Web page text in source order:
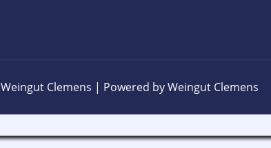
Clemens | Powered by Weingut Clemens